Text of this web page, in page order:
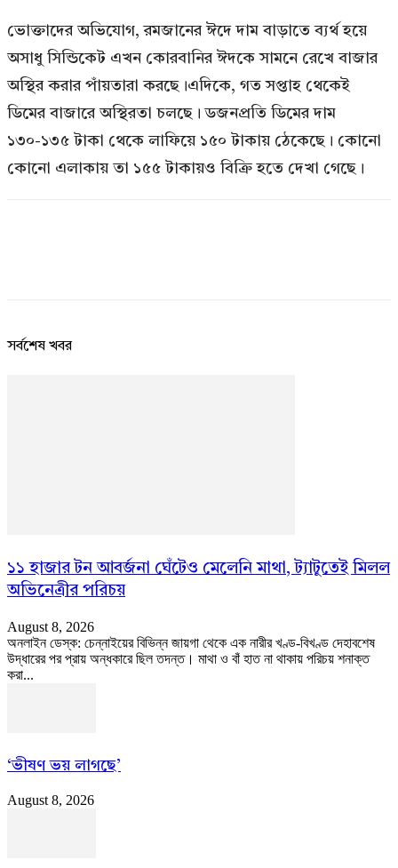
ভোক্তাদের অভিযোগ, রমজানের ঈদে দাম বাড়াতে ব্যর্থ হয়ে
অসাধু সিন্ডিকেট এখন কোরবানির ঈদকে সামনে রেখে বাজার
অস্থির করার পাঁয়তারা করছে।এদিকে, গত সপ্তাহ থেকেই
ডিমের বাজারে অস্থিরতা চলছে। ডজনপ্রতি ডিমের দাম
১৩০-১৩৫ টাকা থেকে লাফিয়ে ১৫০ টাকায় ঠেকেছে। কোনো
কোনো এলাকায় তা ১৫৫ টাকায়ও বিক্রি হতে দেখা গেছে।
সর্বশেষ খবর
১১ হাজার টন আবর্জনা ঘেঁটেও মেলেনি মাথা, ট্যাটুতেই মিলল
অভিনেত্রীর পরিচয়
August 8, 2026
অনলাইন ডেস্ক: চেন্নাইয়ের বিভিন্ন জায়গা থেকে এক নারীর খণ্ড-বিখণ্ড দেহাবশেষ
উদ্ধারের পর প্রায় অন্ধকারে ছিল তদন্ত। মাথা ও বাঁ হাত না থাকায় পরিচয় শনাক্ত
করা...
‘ভীষণ ভয় লাগছে’
August 8, 2026